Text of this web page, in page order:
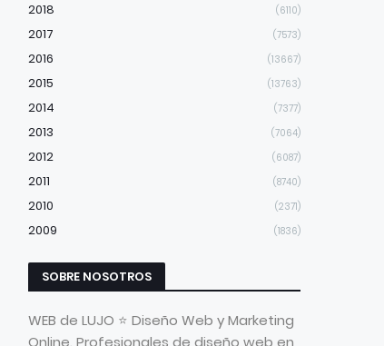
2018 (6110)
2017 (7573)
2016 (13667)
2015 (13763)
2014 (7377)
2013 (7064)
2012 (6087)
2011 (8740)
2010 (2371)
2009 (1836)
SOBRE NOSOTROS
WEB de LUJO ⭐ Diseño Web y Marketing
Online. Profesionales de diseño web en